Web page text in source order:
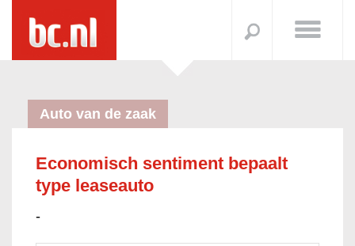
Auto van de zaak
Economisch sentiment bepaalt
type leaseauto
-